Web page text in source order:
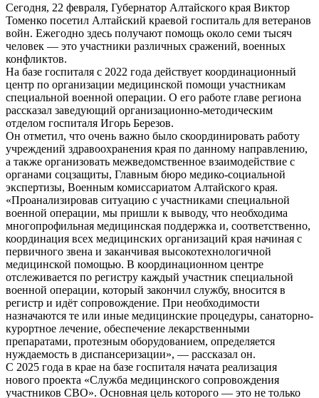
Сегодня, 22 февраля, Губернатор Алтайского края Виктор
Томенко посетил Алтайский краевой госпиталь для ветеранов
войн. Ежегодно здесь получают помощь около семи тысяч
человек — это участники различных сражений, военных
конфликтов.
На базе госпиталя с 2022 года действует координационный
центр по организации медицинской помощи участникам
специальной военной операции. О его работе главе региона
рассказал заведующий организационно-методическим
отделом госпиталя Игорь Березов.
Он отметил, что очень важно было скоординировать работу
учреждений здравоохранения края по данному направлению,
а также организовать межведомственное взаимодействие с
органами соцзащиты, Главным бюро медико-социальной
экспертизы, Военным комиссариатом Алтайского края.
«Проанализировав ситуацию с участниками специальной
военной операции, мы пришли к выводу, что необходима
многопрофильная медицинская поддержка и, соответственно,
координация всех медицинских организаций края начиная с
первичного звена и заканчивая высокотехнологичной
медицинской помощью. В координационном центре
отслеживается по регистру каждый участник специальной
военной операции, который закончил службу, вносится в
регистр и идёт сопровождение. При необходимости
назначаются те или иные медицинские процедуры, санаторно-
курортное лечение, обеспечение лекарственными
препаратами, протезным оборудованием, определяется
нуждаемость в диспансеризации», — рассказал он.
С 2025 года в крае на базе госпиталя начата реализация
нового проекта «Служба медицинского сопровождения
участников СВО». Основная цель которого — это не только